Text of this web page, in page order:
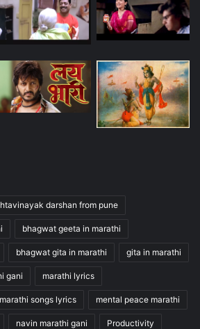
darshan from pune
bhagwat geeta in marathi
bhagwat gita in marathi gita in marathi
gani marathi lyrics
marathi songs lyrics mental peace marathi
navin marathi gani Productivity